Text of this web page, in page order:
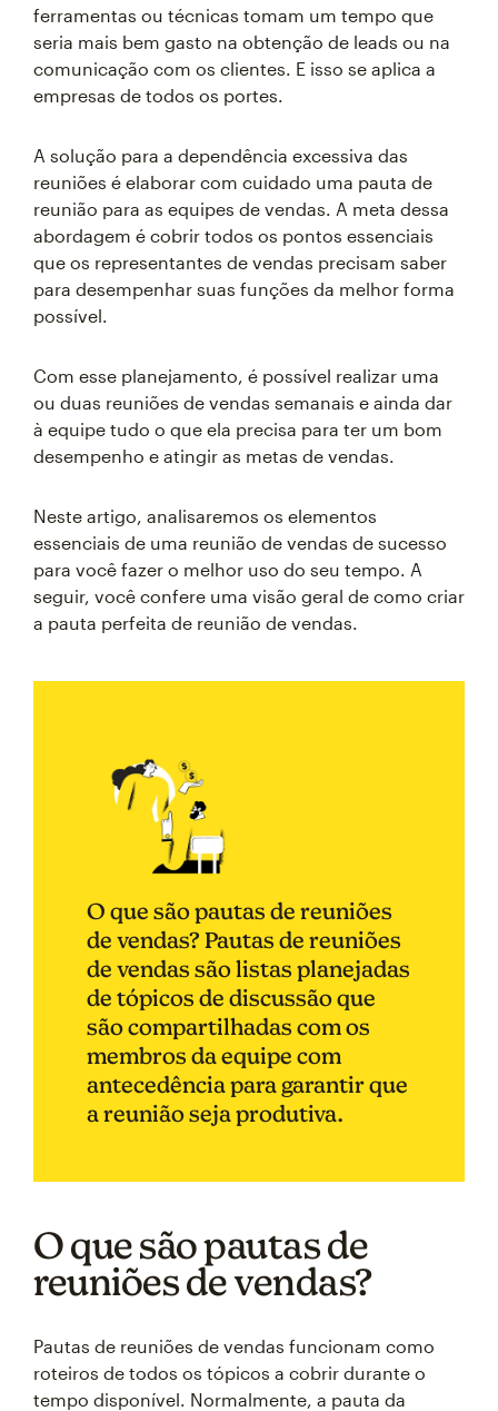
ferramentas ou técnicas tomam um tempo que
seria mais bem gasto na obtenção de leads ou na
comunicação com os clientes. E isso se aplica a
empresas de todos os portes.
A solução para a dependência excessiva das
reuniões é elaborar com cuidado uma pauta de
reunião para as equipes de vendas. A meta dessa
abordagem é cobrir todos os pontos essenciais
que os representantes de vendas precisam saber
para desempenhar suas funções da melhor forma
possível.
Com esse planejamento, é possível realizar uma
ou duas reuniões de vendas semanais e ainda dar
à equipe tudo o que ela precisa para ter um bom
desempenho e atingir as metas de vendas.
Neste artigo, analisaremos os elementos
essenciais de uma reunião de vendas de sucesso
para você fazer o melhor uso do seu tempo. A
seguir, você confere uma visão geral de como criar
a pauta perfeita de reunião de vendas.
O que são pautas de reuniões
de vendas? Pautas de reuniões
de vendas são listas planejadas
de tópicos de discussão que
são compartilhadas com os
membros da equipe com
antecedência para garantir que
a reunião seja produtiva.
O que são pautas de
reuniões de vendas?
Pautas de reuniões de vendas funcionam como
roteiros de todos os tópicos a cobrir durante o
tempo disponível. Normalmente, a pauta da